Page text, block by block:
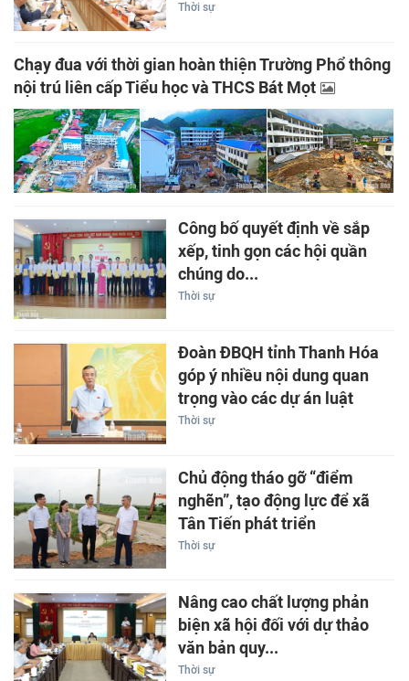
Thời sự
Chạy đua với thời gian hoàn thiện Trường Phổ thông
nội trú liên cấp Tiểu học và THCS Bát Mọt
Công bố quyết định về sắp
xếp, tinh gọn các hội quần
chúng do...
Thời sự
Đoàn ĐBQH tỉnh Thanh Hóa
góp ý nhiều nội dung quan
trọng vào các dự án luật
Thời sự
Chủ động tháo gỡ “điểm
nghẽn”, tạo động lực để xã
Tân Tiến phát triển
Thời sự
Nâng cao chất lượng phản
biện xã hội đối với dự thảo
văn bản quy...
Thời sự